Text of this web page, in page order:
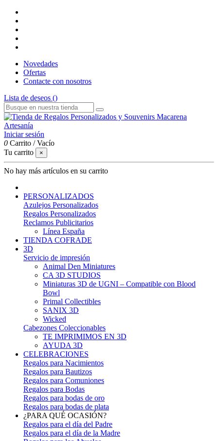
Novedades
Ofertas
Contacte con nosotros
Lista de deseos ()
Iniciar sesión
0 Carrito /Vacío
Tu carrito
×
No hay más artículos en su carrito
PERSONALIZADOS
Azulejos Personalizados
Regalos Personalizados
Reclamos Publicitarios
Línea España
TIENDA COFRADE
3D
Servicio de impresión
Animal Den Miniatures
CA 3D STUDIOS
Miniaturas 3D de UGNI – Compatible con Blood
Bowl
Primal Collectibles
SANIX 3D
Wicked
Cabezones Coleccionables
TE IMPRIMIMOS EN 3D
AYUDA 3D
CELEBRACIONES
Regalos para Nacimientos
Regalos para Bautizos
Regalos para Comuniones
Regalos para Bodas
Regalos para bodas de oro
Regalos para bodas de plata
¿PARA QUÉ OCASIÓN?
Regalos para el día del Padre
Regalos para el día de la Madre